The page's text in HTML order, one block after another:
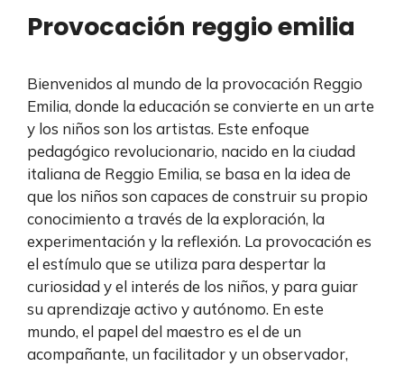
Provocación reggio emilia
Bienvenidos al mundo de la provocación Reggio
Emilia, donde la educación se convierte en un arte
y los niños son los artistas. Este enfoque
pedagógico revolucionario, nacido en la ciudad
italiana de Reggio Emilia, se basa en la idea de
que los niños son capaces de construir su propio
conocimiento a través de la exploración, la
experimentación y la reflexión. La provocación es
el estímulo que se utiliza para despertar la
curiosidad y el interés de los niños, y para guiar
su aprendizaje activo y autónomo. En este
mundo, el papel del maestro es el de un
acompañante, un facilitador y un observador,